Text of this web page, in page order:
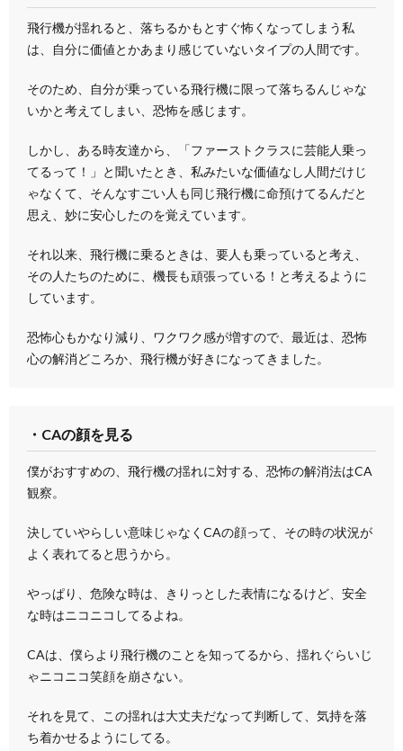
飛行機が揺れると、落ちるかもとすぐ怖くなってしまう私
は、自分に価値とかあまり感じていないタイプの人間です。
そのため、自分が乗っている飛行機に限って落ちるんじゃな
いかと考えてしまい、恐怖を感じます。
しかし、ある時友達から、「ファーストクラスに芸能人乗っ
てるって！」と聞いたとき、私みたいな価値なし人間だけじ
ゃなくて、そんなすごい人も同じ飛行機に命預けてるんだと
思え、妙に安心したのを覚えています。
それ以来、飛行機に乗るときは、要人も乗っていると考え、
その人たちのために、機長も頑張っている！と考えるように
しています。
恐怖心もかなり減り、ワクワク感が増すので、最近は、恐怖
心の解消どころか、飛行機が好きになってきました。
・CAの顔を見る
僕がおすすめの、飛行機の揺れに対する、恐怖の解消法はCA
観察。
決していやらしい意味じゃなくCAの顔って、その時の状況が
よく表れてると思うから。
やっぱり、危険な時は、きりっとした表情になるけど、安全
な時はニコニコしてるよね。
CAは、僕らより飛行機のことを知ってるから、揺れぐらいじ
ゃニコニコ笑顔を崩さない。
それを見て、この揺れは大丈夫だなって判断して、気持を落
ち着かせるようにしてる。